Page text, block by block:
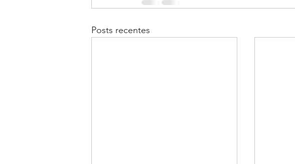
Posts recentes